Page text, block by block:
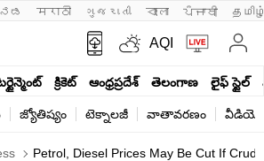
मराठी ગુજરાતી বাংলা ਪੰਜਾਬੀ
AQI
క్రికెట్ ఆంధ్రప్రదేశ్ తెలంగాణ లైఫ్ స్టైల్
జ్యోతిష్యం టెక్నాలజీ వాతావరణం
Petrol, Diesel Prices May Be Cut If